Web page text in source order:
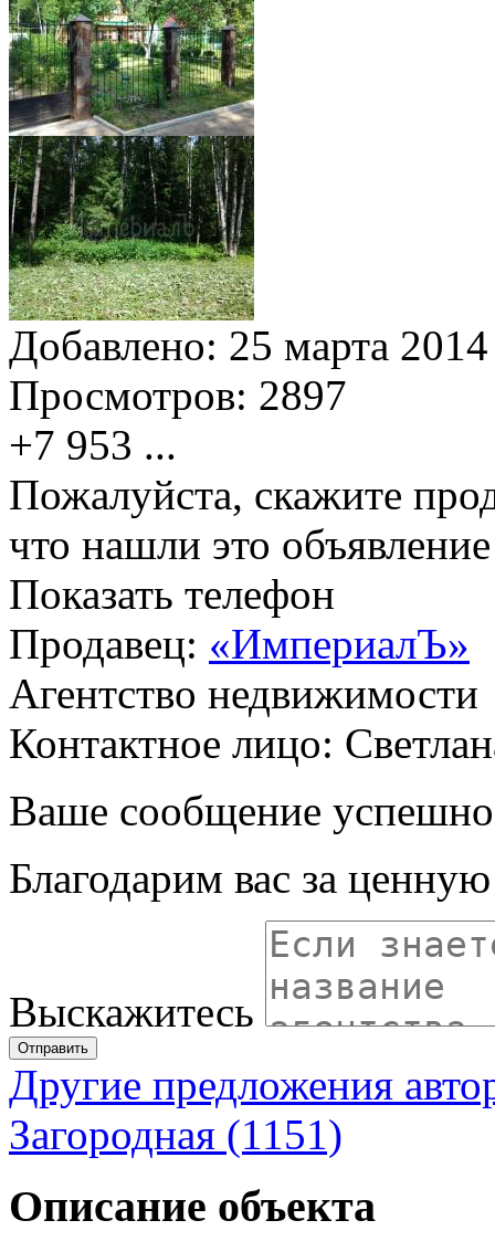
Добавлено: 25 марта 2014
Просмотров: 2897
+7 953 ...
Пожалуйста, скажите
что нашли это
Показать телефон
Продавец: «ИмпериалЪ»
Агентство недвижимости
Контактное лицо:
Ваше сообщение успешно
Благодарим вас за
Выскажитесь
Отправить
Другие предложения
Загородная (1151)
Описание объекта